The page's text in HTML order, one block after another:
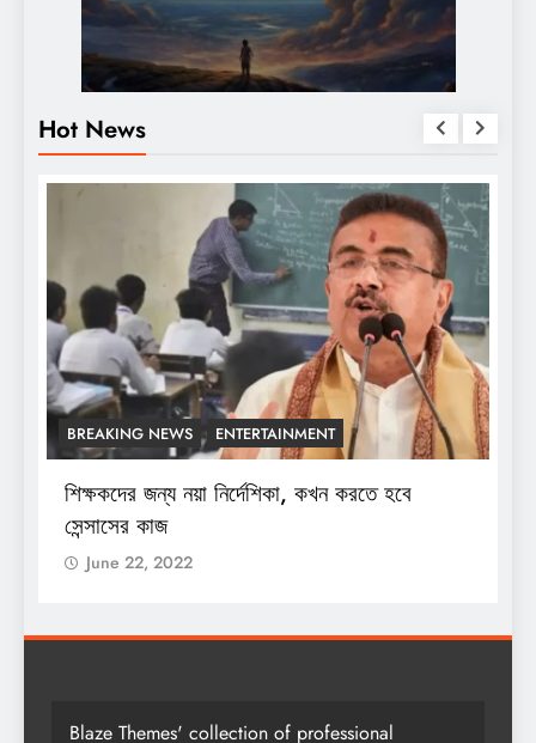
Hot News
BREAKING NEWS ENTERTAINMENT
শিক্ষকদের জন্য নয়া নির্দেশিকা, কখন করতে হবে
সেন্সাসের কাজ
June 22, 2022
Blaze Themes' collection of professional